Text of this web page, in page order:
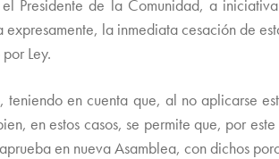
Presidente de la Comunidad, a
expresamente, la inmediata cesación de
Ley.
teniendo en cuenta que, al no aplicarse
en estos casos, se permite que, por
en nueva Asamblea, con dichos